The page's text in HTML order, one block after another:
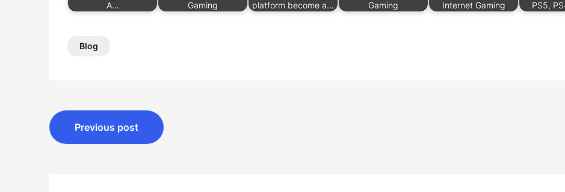
A…
Gaming
platform become a…
Gaming
Internet Gaming
PS5,
Blog
Post
navigation
Previous post